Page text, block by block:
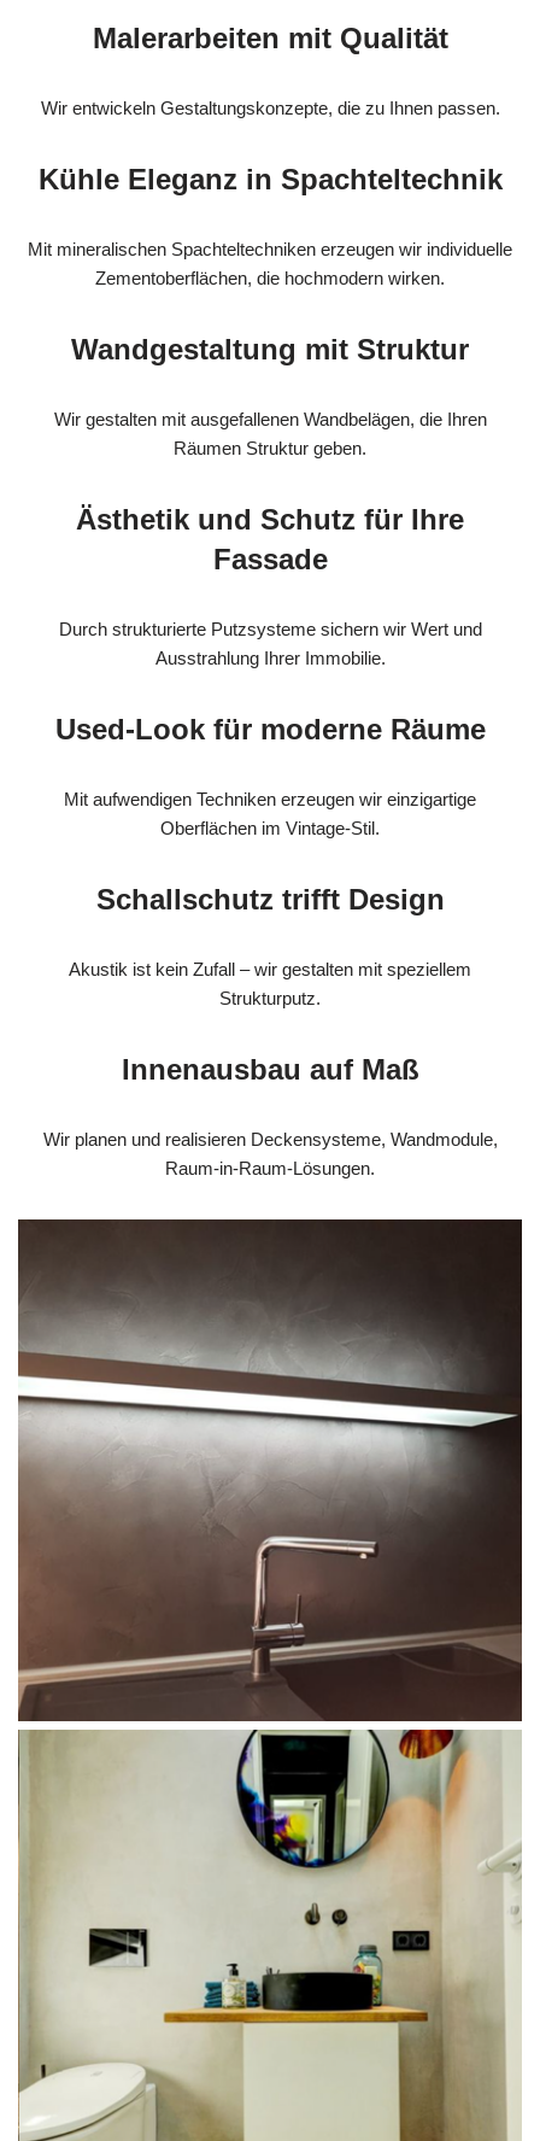
Malerarbeiten mit Qualität
Wir entwickeln Gestaltungskonzepte, die zu Ihnen passen.
Kühle Eleganz in Spachteltechnik
Mit mineralischen Spachteltechniken erzeugen wir individuelle
Zementoberflächen, die hochmodern wirken.
Wandgestaltung mit Struktur
Wir gestalten mit ausgefallenen Wandbelägen, die Ihren
Räumen Struktur geben.
Ästhetik und Schutz für Ihre
Fassade
Durch strukturierte Putzsysteme sichern wir Wert und
Ausstrahlung Ihrer Immobilie.
Used-Look für moderne Räume
Mit aufwendigen Techniken erzeugen wir einzigartige
Oberflächen im Vintage-Stil.
Schallschutz trifft Design
Akustik ist kein Zufall – wir gestalten mit speziellem
Strukturputz.
Innenausbau auf Maß
Wir planen und realisieren Deckensysteme, Wandmodule,
Raum-in-Raum-Lösungen.